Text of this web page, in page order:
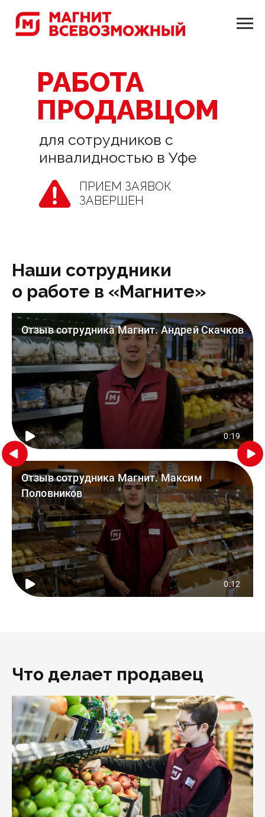
ПРИЕМ ЗАЯВОК
ЗАВЕРШЕН
для сотрудников с
инвалидностью в Уфе
РАБОТА
ПРОДАВЦОМ
Наши сотрудники
о работе в «Магните»
Что делает продавец